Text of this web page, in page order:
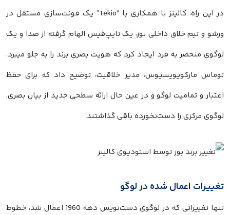
در این راه، کالینز با همکاری با “Tekio” یک فونت‌سازی مستقل در
ورشو و تیم خلاق داخلی بوز، یک تایپ‌فیس الهام گرفته از صدا و یک
لوگوی منحصر به فرد ایجاد کرد که هویت بصری برند را به جلو میبرد.
توماس مارکویویسیوس، مدیر خلاقیت، توضیح داد که برای حفظ
اعتبار و تمامیت لوگو و در عین حال ارائه سطحی جدید از بیان بصری،
لوگوی مرکزی را دست‌نخورده باقی گذاشتند.
تغییرات اعمال شده در لوگو
تنها تغییراتی که در لوگوی دست‌نویس دهه 1960 اعمال شد، خطوط